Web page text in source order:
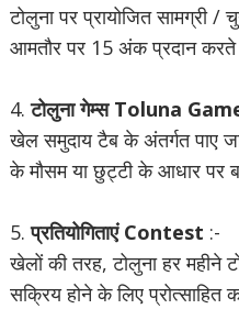
टोलुना पर प्रायोजित सामग्री
आमतौर पर 15 अंक प्रदान करते
4.टोलुना गेम्स Toluna
खेल समुदाय टैब के अंतर्गत पाए
के मौसम या छुट्टी के आधार पर
5.प्रतियोगिताएं Contest :-
खेलों की तरह, टोलुना हर महीने
सक्रिय होने के लिए प्रोत्साहित